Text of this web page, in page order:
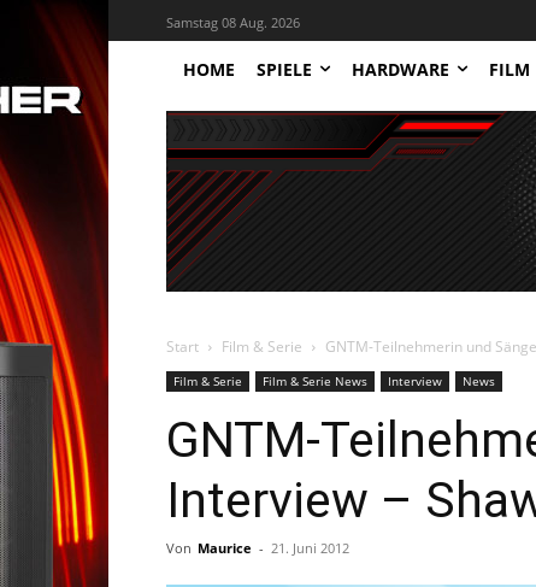
Samstag 08 Aug. 2026
HOME SPIELE HARDWARE FILM
Start Film & Serie GNTM-Teilnehmerin und
Film & Serie Film & Serie News Interview News
GNTM-
Interview –
Von Maurice - 21. Juni 2012